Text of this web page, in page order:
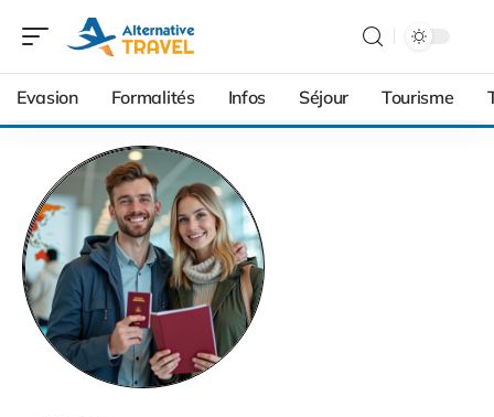
Evasion Formalités Infos Séjour Tourisme